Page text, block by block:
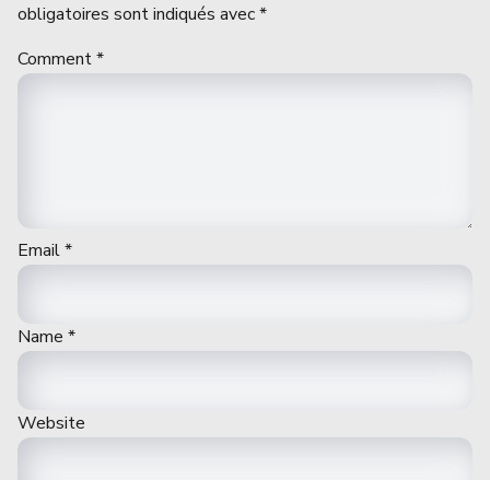
obligatoires sont indiqués avec*
Comment*
Email*
Name *
Website